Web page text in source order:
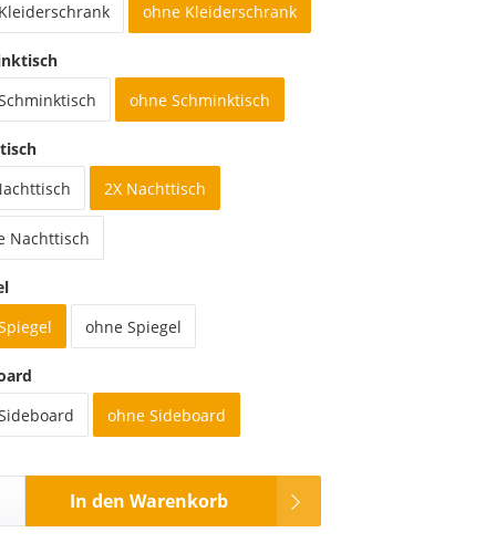
ohne Kleiderschrank
ohne Schminktisch
2X Nachttisch
Nachttisch
ohne Spiegel
ohne Sideboard
In den Warenkorb